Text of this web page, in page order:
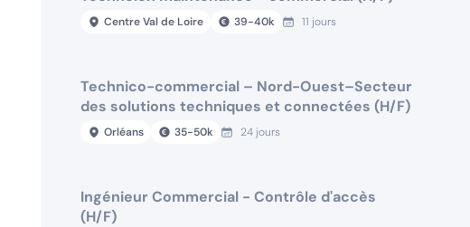
Centre Val de Loire 39-40k 11 jours
Technico-commercial – Nord-Ouest–Secteur
des solutions techniques et connectées (H/F)
Orléans 35-50k 24 jours
Ingénieur Commercial - Contrôle d'accès
(H/F)